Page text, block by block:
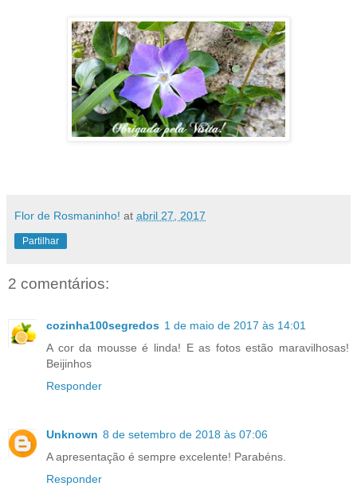
Flor de Rosmaninho! at abril 27, 2017
Partilhar
2 comentários:
cozinha100segredos 1 de maio de 2017 às 14:01
A cor da mousse é linda! E as fotos estão maravilhosas!
Beijinhos
Responder
Unknown 8 de setembro de 2018 às 07:06
A apresentação é sempre excelente! Parabéns.
Responder